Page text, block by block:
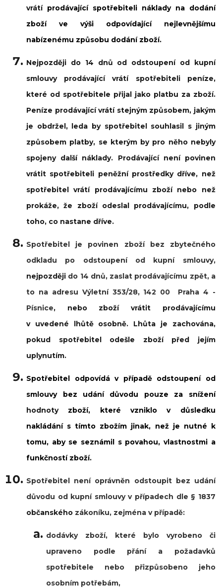
vrátíprodávající spotřebiteli náklady na dodání
zboží ve výši odpovídající nejlevnějšímu
nabízenému způsobu dodání zboží.
Nejpozději do 14 dnů od odstoupení od kupní
smlouvy prodávající vrátí spotřebiteli peníze,
které od spotřebitele přijal jako platbu za zboží.
Peníze prodávající vrátí stejným způsobem, jakým
je obdržel, leda by spotřebitel souhlasil s jiným
způsobem platby, se kterým by pro něho nebyly
spojeny další náklady. Prodávající není povinen
vrátit spotřebiteli peněžní prostředky dříve, než
spotřebitel vrátí prodávajícímu zboží nebo než
prokáže, že zboží odeslal prodávajícímu, podle
toho, co nastane dříve.
Spotřebitel je povinen zboží bez zbytečného
odkladu po odstoupení od kupní smlouvy,
nejpozději do 14 dnů, zaslat prodávajícímu zpět, a
to na adresu Výletní 353/28, 142 00 Praha 4 -
Písnice, nebo zboží vrátit prodávajícímu
v uvedené lhůtě osobně. Lhůta je zachována,
pokud spotřebitel odešle zboží před jejím
uplynutím.
Spotřebitel odpovídá v případě odstoupení od
smlouvy bez udání důvodu pouze za snížení
hodnotyzboží, které vzniklo v důsledku
nakládání s tímto zbožím jinak, než je nutné k
tomu, aby se seznámil s povahou, vlastnostmi a
funkčností zboží.
Spotřebitel není oprávněn odstoupit bez udání
důvodu od kupní smlouvy v případech dle § 1837
občanského zákoníku, zejména v případě:
dodávky zboží, které bylo vyrobeno či
upraveno podle přání a požadavků
spotřebitele nebo přizpůsobeno jeho
osobním potřebám,